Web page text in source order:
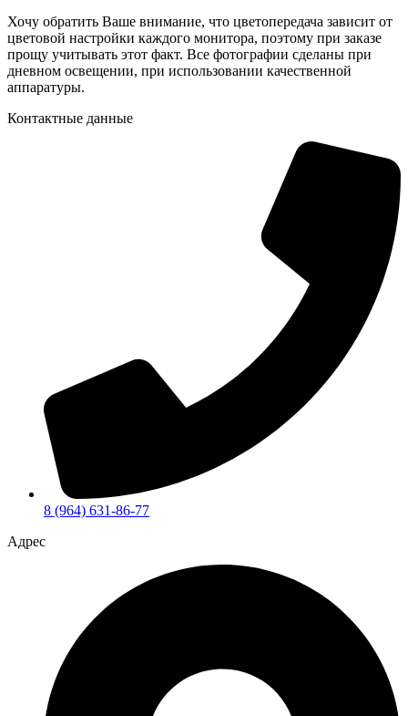
Хочу обратить Ваше внимание, что цветопередача зависит от
цветовой настройки каждого монитора, поэтому при заказе
прощу учитывать этот факт. Все фотографии сделаны при
дневном освещении, при использовании качественной
аппаратуры.
Контактные данные
8 (964) 631-86-77
Адрес